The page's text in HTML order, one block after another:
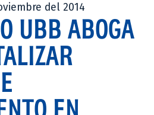
del 2014
UBB ABOGA
EN